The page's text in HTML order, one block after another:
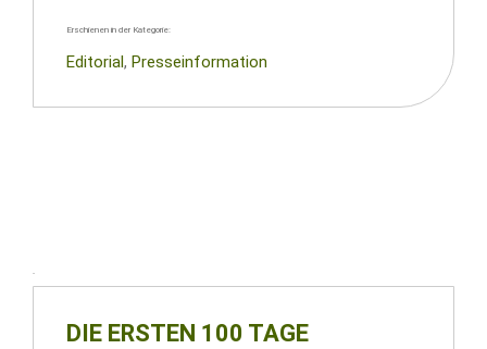
Erschienen in der Kategorie:
Editorial, Presseinformation
DIE ERSTEN 100 TAGE